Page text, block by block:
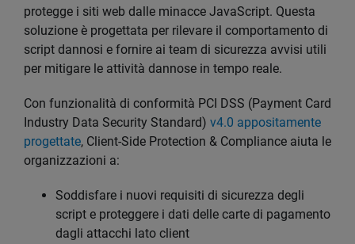
protegge i siti web dalle minacce JavaScript. Questa
soluzione è progettata per rilevare il comportamento di
script dannosi e fornire ai team di sicurezza avvisi utili
per mitigare le attività dannose in tempo reale.
Con funzionalità di conformità PCI DSS (Payment Card
Industry Data Security Standard) v4.0 appositamente
progettate, Client-Side Protection & Compliance aiuta le
organizzazioni a:
Soddisfare i nuovi requisiti di sicurezza degli
script e proteggere i dati delle carte di pagamento
dagli attacchi lato client